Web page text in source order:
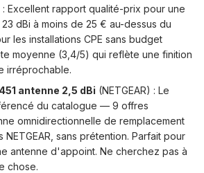
Excellent rapport qualité-prix pour une
dBi à moins de 25 € au-dessus du
les installations CPE sans budget
moyenne (3,4/5) qui reflète une finition
irréprochable.
antenne 2,5 dBi (NETGEAR) : Le
du catalogue — 9 offres
omnidirectionnelle de remplacement
sans prétention. Parfait pour
antenne d'appoint. Ne cherchez pas à
chose.